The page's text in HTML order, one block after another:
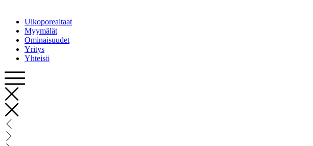
Ulkoporealtaat
Myymälät
Ominaisuudet
Yritys
Yhteisö